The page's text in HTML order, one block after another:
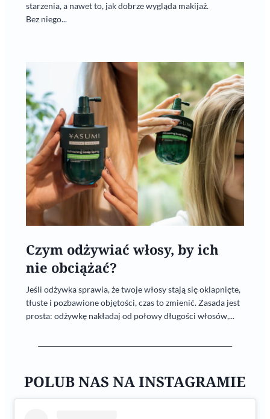
starzenia, a nawet to, jak dobrze wygląda makijaż.
Bez niego...
Czym odżywiać włosy, by ich
nie obciążać?
Jeśli odżywka sprawia, że twoje włosy stają się oklapnięte,
tłuste i pozbawione objętości, czas to zmienić. Zasada jest
prosta: odżywkę nakładaj od połowy długości włosów,...
POLUB NAS NA INSTAGRAMIE